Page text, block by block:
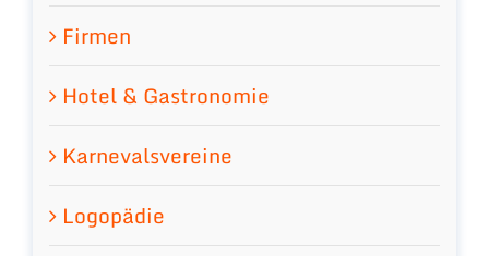
Firmen
Hotel & Gastronomie
Karnevalsvereine
Logopädie